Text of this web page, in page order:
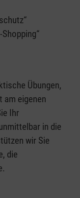
Übungen,
am eigenen
Ihr
in die
wir Sie
die